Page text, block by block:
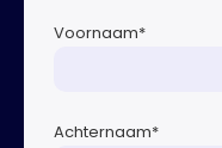
Voornaam*
Achternaam*